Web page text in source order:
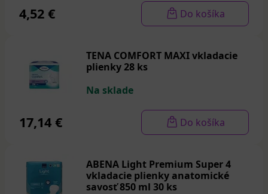
4,52 € Do košíka
TENA COMFORT MAXI vkladacie
plienky 28 ks
Na sklade
17,14 € Do košíka
ABENA Light Premium Super 4
vkladacie plienky anatomické
savosť 850 ml 30 ks